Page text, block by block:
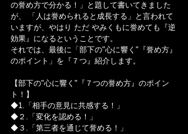
の誉め方で分かる！」と題して書いてきました
が、 「人は誉められると成長する」と言われて
いますが、やはり ただ やみくもに誉めても『逆
効果』になるということです。
それでは、最後に「部下の"心に響く"『誉め方』
のポイント」を『７つ』紹介します。
【部下の"心に響く"『７つの誉め方』のポイン
ト！】
◆1.「相手の意見に共感する！」
◆２.「変化を認める！」
◆３.「第三者を通じて誉める！」